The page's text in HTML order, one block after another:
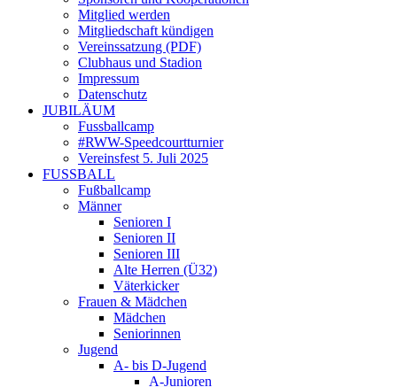
Mitglied werden
Mitgliedschaft kündigen
Vereinssatzung (PDF)
Clubhaus und Stadion
Impressum
Datenschutz
JUBILÄUM
Fussballcamp
#RWW-Speedcourtturnier
Vereinsfest 5. Juli 2025
FUSSBALL
Fußballcamp
Männer
Senioren I
Senioren II
Senioren III
Alte Herren (Ü32)
Väterkicker
Frauen & Mädchen
Mädchen
Seniorinnen
Jugend
A- bis D-Jugend
A-Junioren